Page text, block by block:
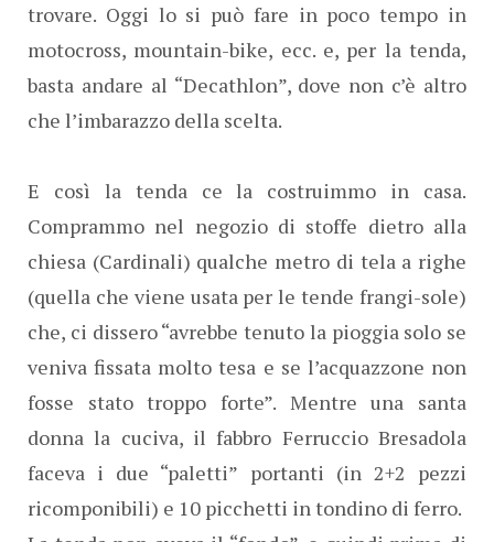
trovare. Oggi lo si può fare in poco tempo in
motocross, mountain-bike, ecc. e, per la tenda,
basta andare al “Decathlon”, dove non c’è altro
che l’imbarazzo della scelta.
E così la tenda ce la costruimmo in casa.
Comprammo nel negozio di stoffe dietro alla
chiesa (Cardinali) qualche metro di tela a righe
(quella che viene usata per le tende frangi-sole)
che, ci dissero “avrebbe tenuto la pioggia solo se
veniva fissata molto tesa e se l’acquazzone non
fosse stato troppo forte”. Mentre una santa
donna la cuciva, il fabbro Ferruccio Bresadola
faceva i due “paletti” portanti (in 2+2 pezzi
ricomponibili) e 10 picchetti in tondino di ferro.